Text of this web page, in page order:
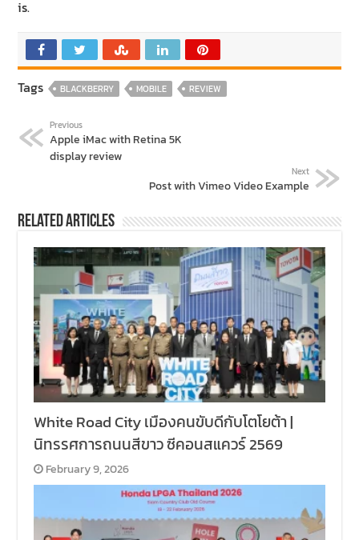
is.
Tags BLACKBERRY MOBILE REVIEW
Previous
Apple iMac with Retina 5K
display review
Next
Post with Vimeo Video Example
Related Articles
White Road City เมืองคนขับดีกับโตโยต้า |
นิทรรศการถนนสีขาว ซีคอนสแควร์ 2569
February 9, 2026